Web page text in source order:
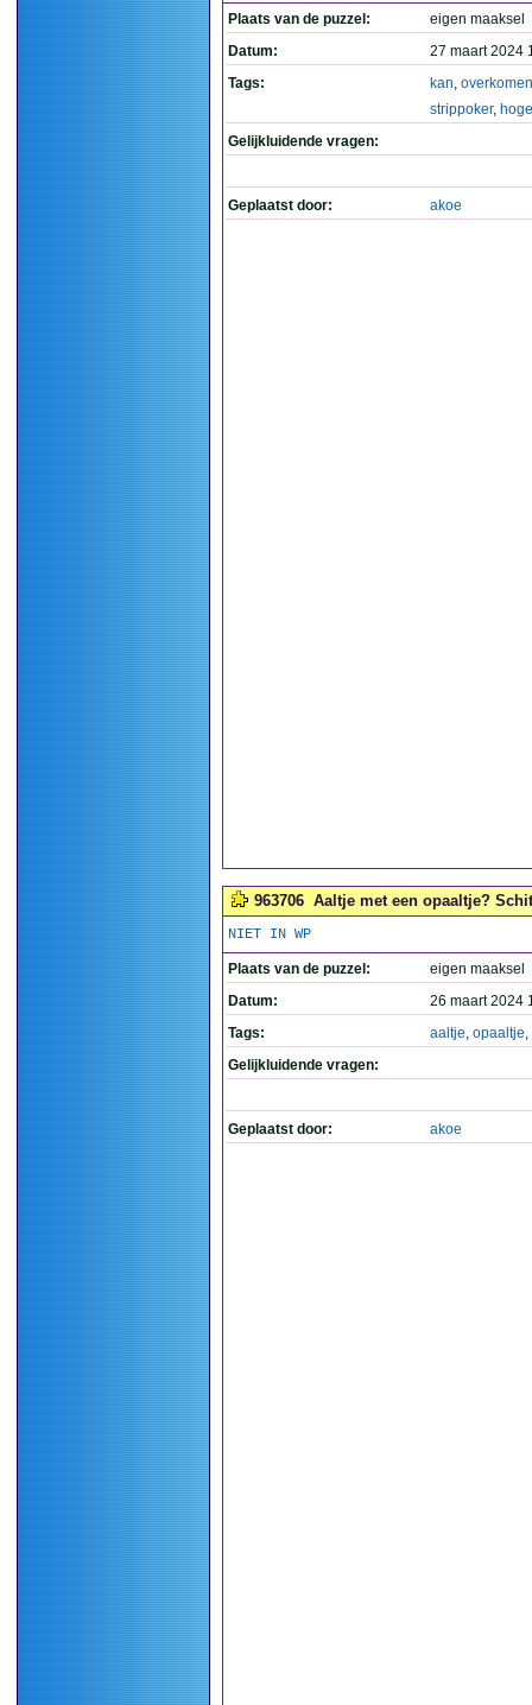
Plaats van de puzzel:
eigen maaksel
Datum:
27 maart 2024
Tags:
kan, overkomen
strippoker, hoge
Gelijkluidende vragen:
Geplaatst door: akoe
963706 Aaltje met een opaaltje?
NIET IN WP
Plaats van de puzzel:
eigen maaksel
Datum:
26 maart 2024
Tags:
aaltje, opaaltje,
Gelijkluidende vragen:
Geplaatst door: akoe